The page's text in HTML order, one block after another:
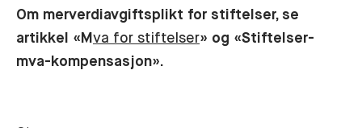
Om merverdiavgiftsplikt for stiftelser, se
artikkel «M va for stiftelser» og «Stiftelser-
mva-kompensasjon».